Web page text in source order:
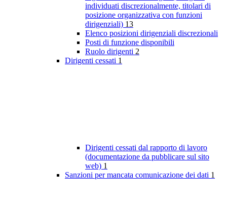
individuati discrezionalmente, titolari di
posizione organizzativa con funzioni
dirigenziali) 13
Elenco posizioni dirigenziali discrezionali
Posti di funzione disponibili
Ruolo dirigenti 2
Dirigenti cessati 1
Dirigenti cessati dal rapporto di lavoro
(documentazione da pubblicare sul sito
web) 1
Sanzioni per mancata comunicazione dei dati 1